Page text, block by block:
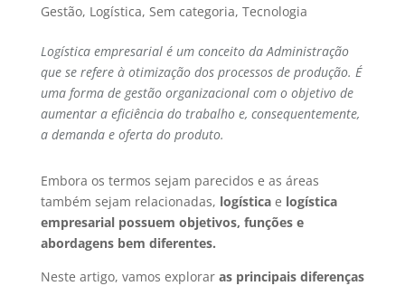
Gestão, Logística, Sem categoria, Tecnologia
Logística empresarial é um conceito da Administração
que se refere à otimização dos processos de produção. É
uma forma de gestão organizacional com o objetivo de
aumentar a eficiência do trabalho e, consequentemente,
a demanda e oferta do produto.
Embora os termos sejam parecidos e as áreas
também sejam relacionadas, logística e logística
empresarial possuem objetivos, funções e
abordagens bem diferentes.
Neste artigo, vamos explorar as principais diferenças